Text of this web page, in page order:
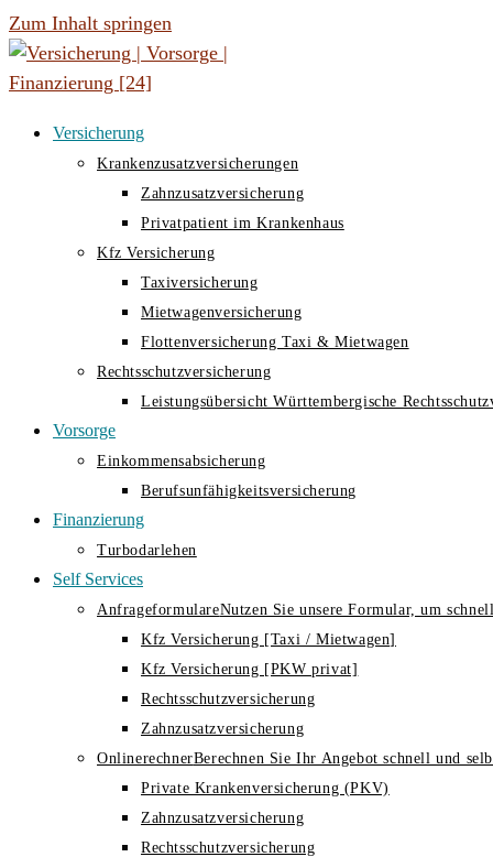
Zum Inhalt springen
Versicherung
Krankenzusatzversicherungen
Zahnzusatzversicherung
Privatpatient im Krankenhaus
Kfz Versicherung
Taxiversicherung
Mietwagenversicherung
Flottenversicherung Taxi & Mietwagen
Rechtsschutzversicherung
Leistungsübersicht Württembergische
Vorsorge
Einkommensabsicherung
Berufsunfähigkeitsversicherung
Finanzierung
Turbodarlehen
Self Services
AnfrageformulareNutzen Sie unsere Formular, um
Kfz Versicherung [Taxi / Mietwagen]
Kfz Versicherung [PKW privat]
Rechtsschutzversicherung
Zahnzusatzversicherung
OnlinerechnerBerechnen Sie Ihr Angebot schnell und
Private Krankenversicherung (PKV)
Zahnzusatzversicherung
Rechtsschutzversicherung